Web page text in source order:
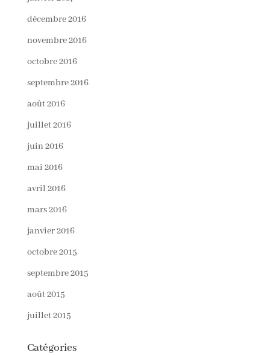
décembre 2016
novembre 2016
octobre 2016
septembre 2016
août 2016
juillet 2016
juin 2016
mai 2016
avril 2016
mars 2016
janvier 2016
octobre 2015
septembre 2015
août 2015
juillet 2015
Catégories